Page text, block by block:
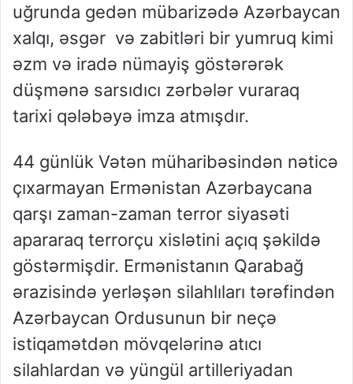
uğrunda gedən mübarizədə Azərbaycan
xalqı, əsgər və zabitləri bir yumruq kimi
əzm və iradə nümayiş göstərərək
düşmənə sarsıdıcı zərbələr vuraraq
tarixi qələbəyə imza atmışdır.
44 günlük Vətən müharibəsindən nəticə
çıxarmayan Ermənistan Azərbaycana
qarşı zaman-zaman terror siyasəti
apararaq terrorçu xislətini açıq şəkildə
göstərmişdir. Ermənistanın Qarabağ
ərazisində yerləşən silahlıları tərəfindən
Azərbaycan Ordusunun bir neçə
istiqamətdən mövqelərinə atıcı
silahlardan və yüngül artilleriyadan